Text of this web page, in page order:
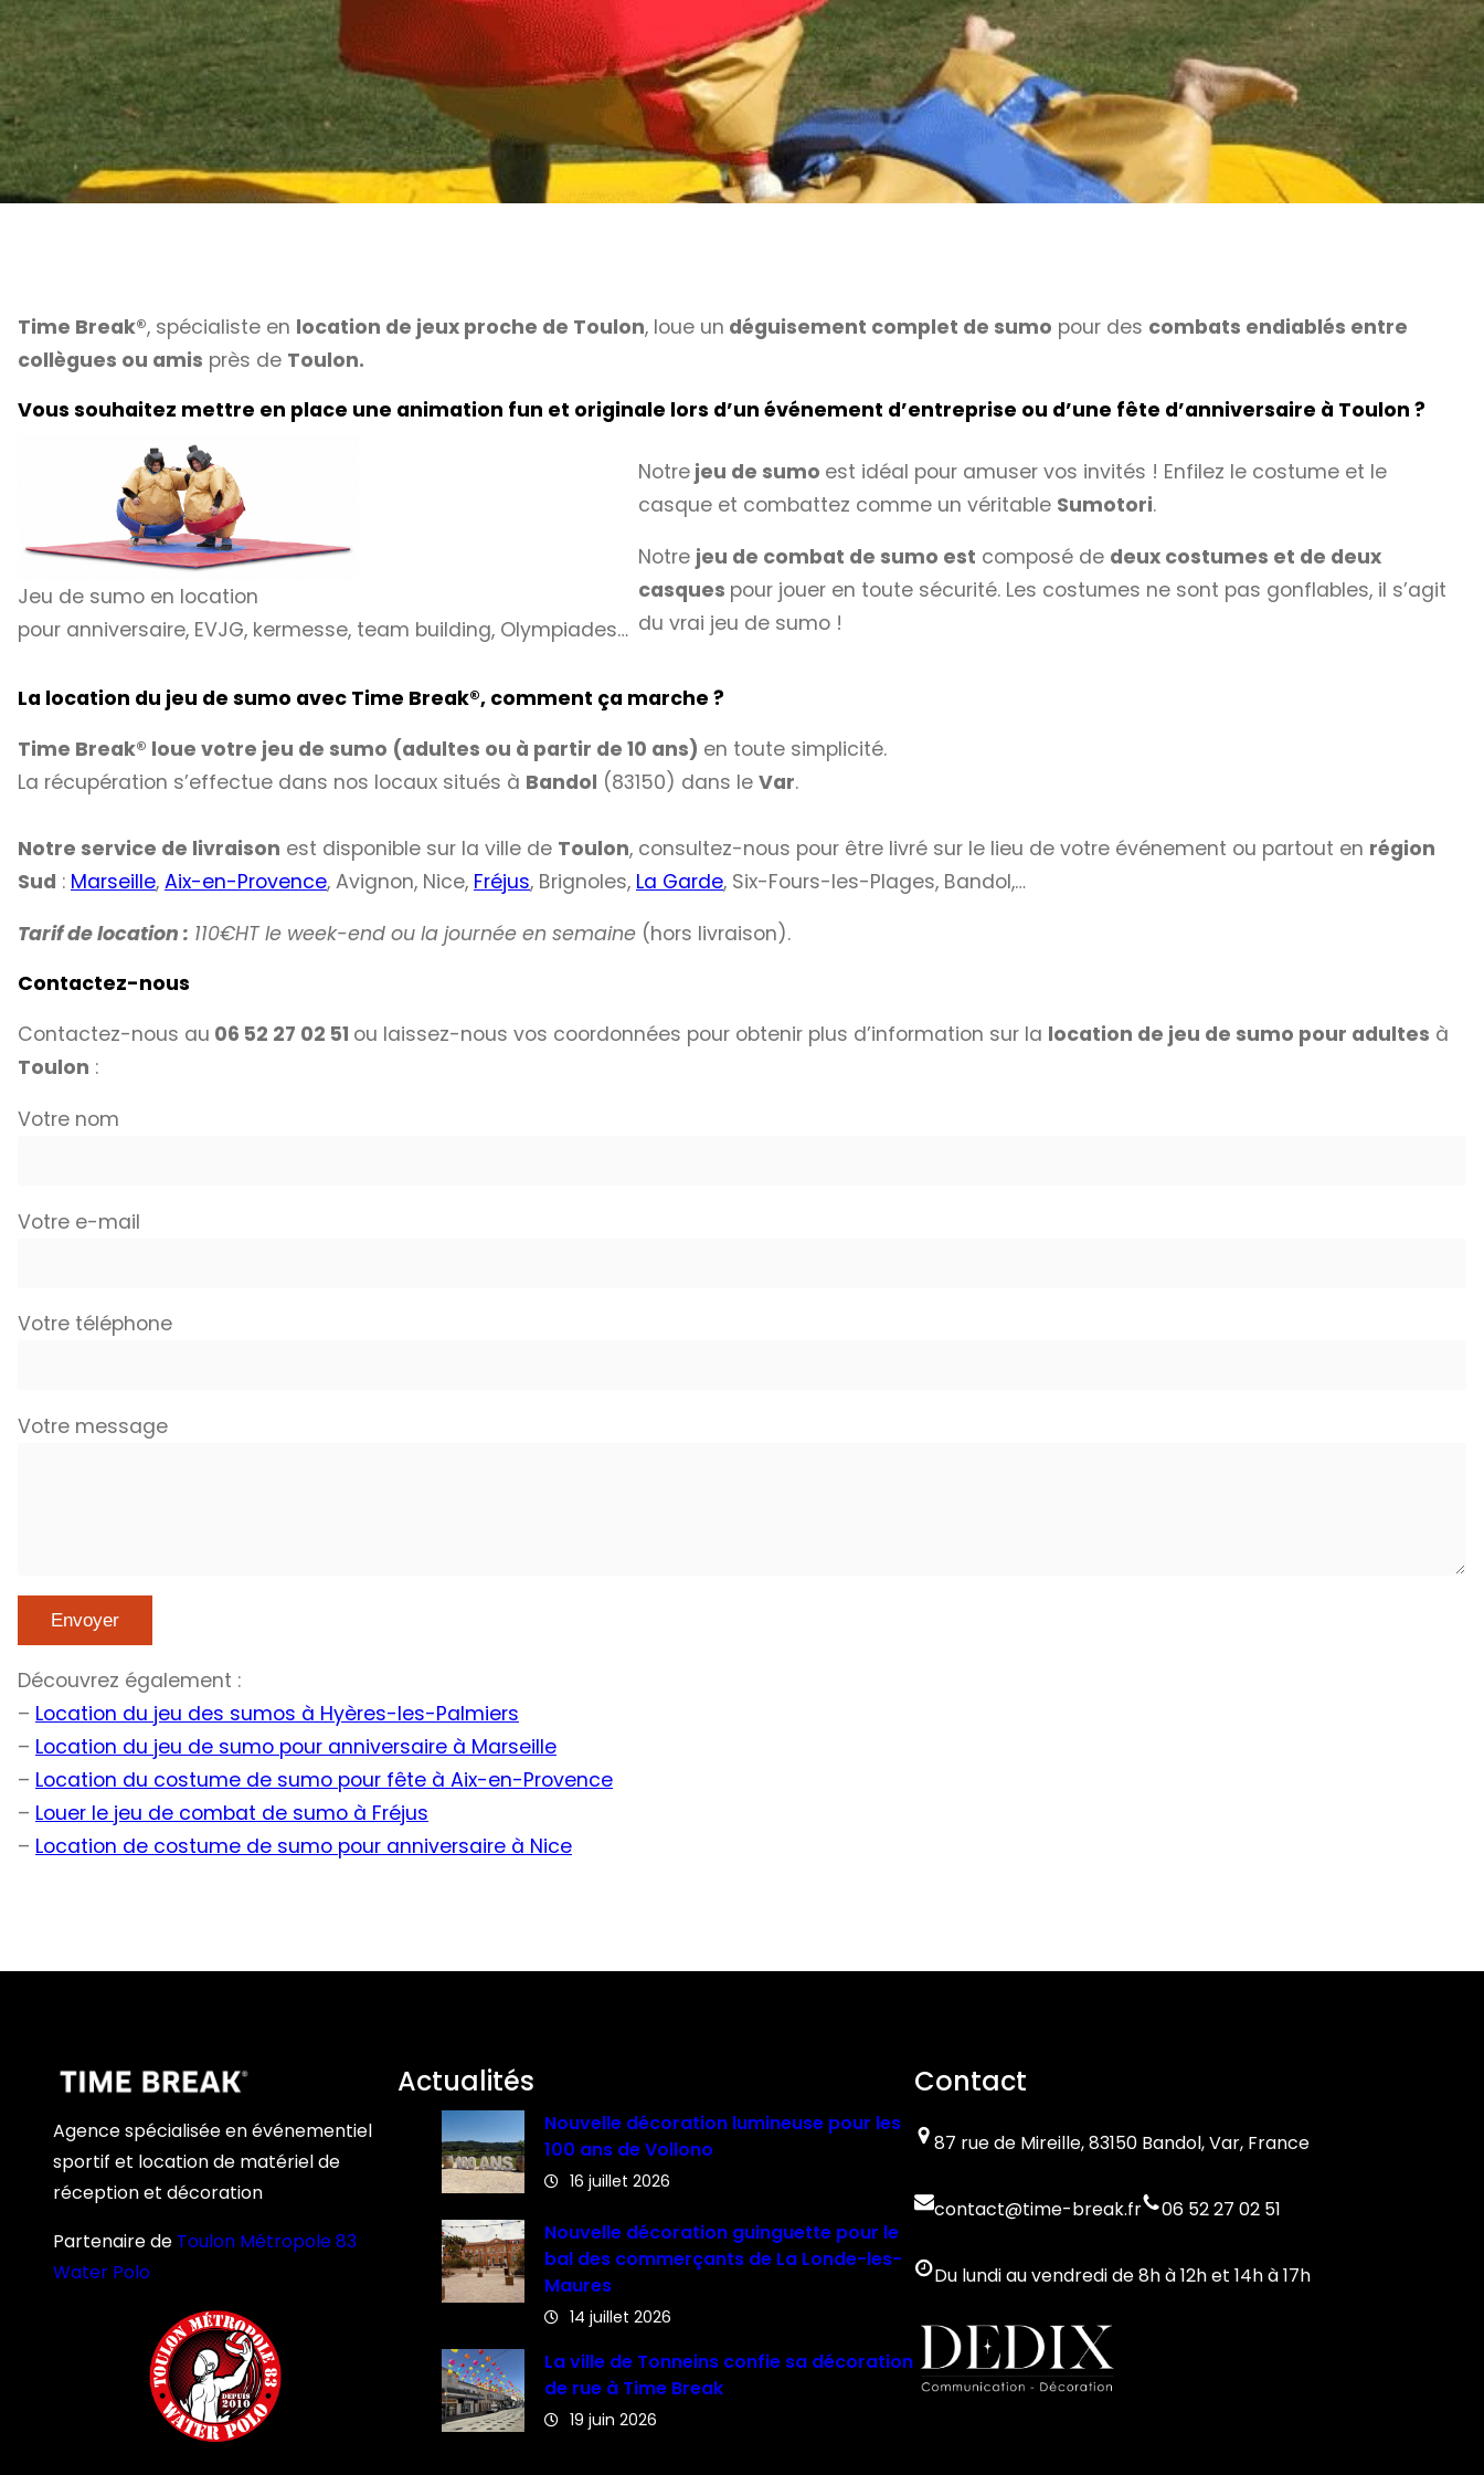
Time Break®, spécialiste en location de jeux proche de Toulon, loue un déguisement complet de sumo pour des combats endiablés entre
collègues ou amis près de Toulon.
Vous souhaitez mettre en place une animation fun et originale lors d’un événement d’entreprise ou d’une fête d’anniversaire à Toulon ?
Jeu de sumo en location
pour anniversaire, EVJG, kermesse, team building, Olympiades…
Notre jeu de sumo est idéal pour amuser vos invités ! Enfilez le costume et le
casque et combattez comme un véritable Sumotori.
Notre jeu de combat de sumo est composé de deux costumes et de deux
casques pour jouer en toute sécurité. Les costumes ne sont pas gonflables, il s’agit
du vrai jeu de sumo !
La location du jeu de sumo avec Time Break®, comment ça marche ?
Time Break® loue votre jeu de sumo (adultes ou à partir de 10 ans) en toute simplicité.
La récupération s’effectue dans nos locaux situés à Bandol (83150) dans le Var.
Notre service de livraison est disponible sur la ville de Toulon, consultez-nous pour être livré sur le lieu de votre événement ou partout en région
Sud : Marseille, Aix-en-Provence, Avignon, Nice, Fréjus, Brignoles, La Garde, Six-Fours-les-Plages, Bandol,…
Tarif de location : 110€HT le week-end ou la journée en semaine (hors livraison).
Contactez-nous
Contactez-nous au 06 52 27 02 51 ou laissez-nous vos coordonnées pour obtenir plus d’information sur la location de jeu de sumo pour adultes à
Toulon :
Votre nom
Votre e-mail
Votre téléphone
Votre message
Découvrez également :
– Location du jeu des sumos à Hyères-les-Palmiers
– Location du jeu de sumo pour anniversaire à Marseille
– Location du costume de sumo pour fête à Aix-en-Provence
– Louer le jeu de combat de sumo à Fréjus
– Location de costume de sumo pour anniversaire à Nice
Agence spécialisée en événementiel
sportif et location de matériel de
réception et décoration
Partenaire de Toulon Métropole 83
Water Polo
Actualités
Nouvelle décoration lumineuse pour les
100 ans de Vollono
16 juillet 2026
Nouvelle décoration guinguette pour le
bal des commerçants de La Londe-les-
Maures
14 juillet 2026
La ville de Tonneins confie sa décoration
de rue à Time Break
19 juin 2026
Contact
87 rue de Mireille, 83150 Bandol, Var, France
contact@time-break.fr 06 52 27 02 51
Du lundi au vendredi de 8h à 12h et 14h à 17h